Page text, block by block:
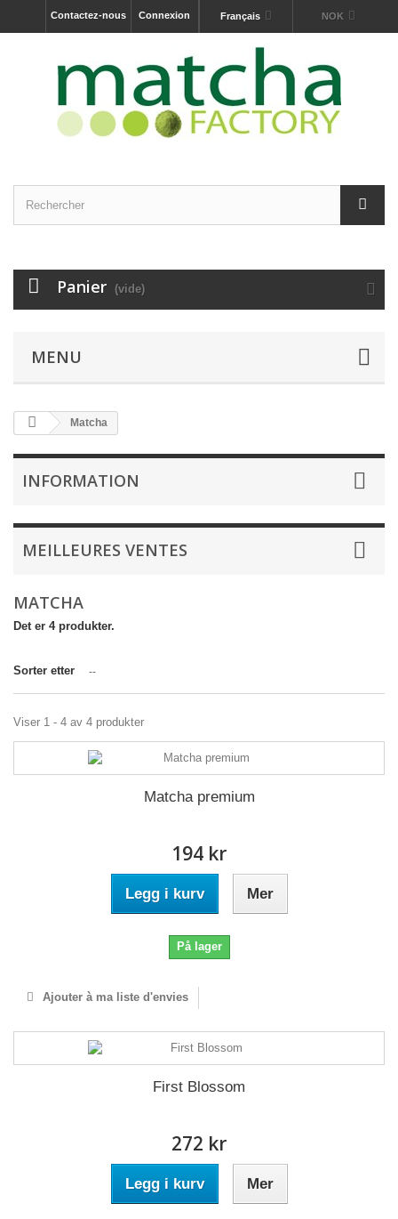
NOK
Français
Connexion
Contactez-nous
Panier (vide)
MENU
Matcha
INFORMATION
MEILLEURES VENTES
MATCHA
Det er 4 produkter.
Sorter etter --
Viser 1 - 4 av 4 produkter
Matcha premium
194 kr
Legg i kurv Mer
På lager
Ajouter à ma liste d'envies
First Blossom
272 kr
Legg i kurv Mer